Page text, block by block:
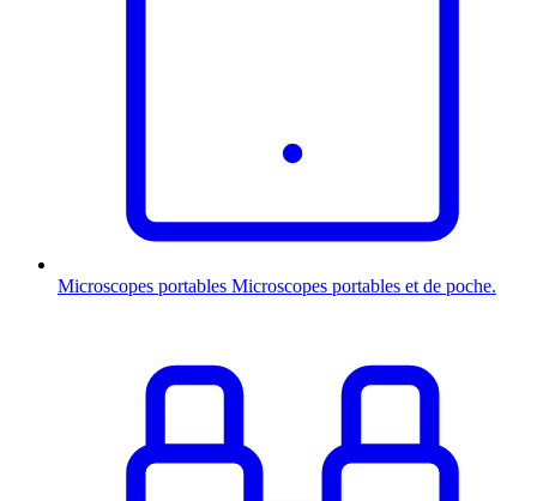
Microscopes portables Microscopes portables et de poche.